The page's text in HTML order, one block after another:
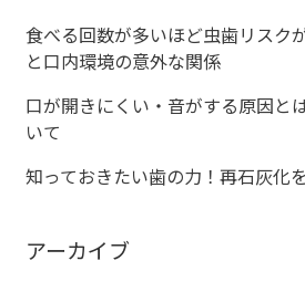
ー
シ
ョ
ン
食べる回数が多いほど虫歯リスク
と口内環境の意外な関係
口が開きにくい・音がする原因と
いて
知っておきたい歯の力！再石灰化
アーカイブ